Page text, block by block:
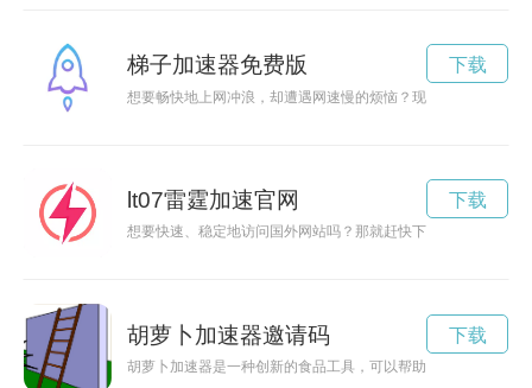
梯子加速器免费版
想要畅快地上网冲浪，却遭遇网速慢的烦恼？现在有一个好消
下载
lt07雷霆加速官网
想要快速、稳定地访问国外网站吗？那就赶快下载雷轰加速官
下载
胡萝卜加速器邀请码
胡萝卜加速器是一种创新的食品工具，可以帮助人们更快速地
下载